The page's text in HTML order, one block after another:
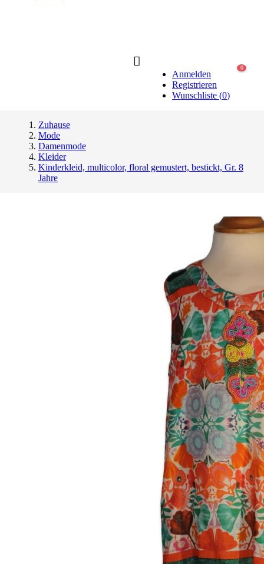
Anmelden
Registrieren
Wunschliste (0)
0
Zuhause
Mode
Damenmode
Kleider
Kinderkleid, multicolor, floral gemustert, bestickt, Gr. 8
Jahre